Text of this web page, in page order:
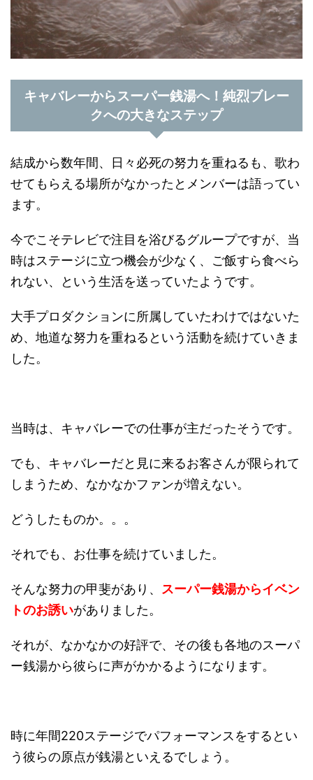
キャバレーからスーパー銭湯へ！純烈ブレー
クへの大きなステップ
結成から数年間、日々必死の努力を重ねるも、歌わ
せてもらえる場所がなかったとメンバーは語ってい
ます。
今でこそテレビで注目を浴びるグループですが、当
時はステージに立つ機会が少なく、ご飯すら食べら
れない、という生活を送っていたようです。
大手プロダクションに所属していたわけではないた
め、地道な努力を重ねるという活動を続けていきま
した。
当時は、キャバレーでの仕事が主だったそうです。
でも、キャバレーだと見に来るお客さんが限られて
しまうため、なかなかファンが増えない。
どうしたものか。。。
それでも、お仕事を続けていました。
そんな努力の甲斐があり、 スーパー銭湯からイベン
トのお誘いがありました。
それが、なかなかの好評で、その後も各地のスーパ
ー銭湯から彼らに声がかかるようになります。
時に年間220ステージでパフォーマンスをするとい
う彼らの原点が銭湯といえるでしょう。